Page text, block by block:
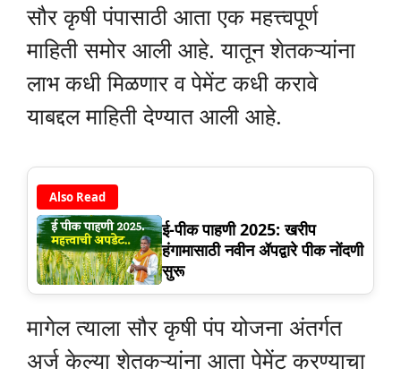
सौर कृषी पंपासाठी आता एक महत्त्वपूर्ण
माहिती समोर आली आहे. यातून शेतकऱ्यांना
लाभ कधी मिळणार व पेमेंट कधी करावे
याबद्दल माहिती देण्यात आली आहे.
Also Read
ई-पीक पाहणी 2025: खरीप
हंगामासाठी नवीन ॲपद्वारे पीक नोंदणी
सुरू
मागेल त्याला सौर कृषी पंप योजना अंतर्गत
अर्ज केल्या शेतकऱ्यांना आता पेमेंट करण्याचा